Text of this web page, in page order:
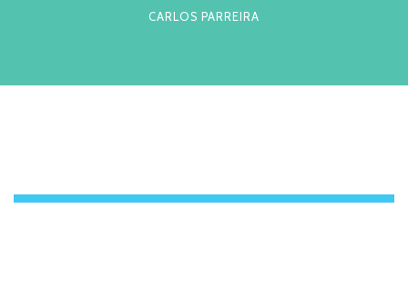
CARLOS PARREIRA